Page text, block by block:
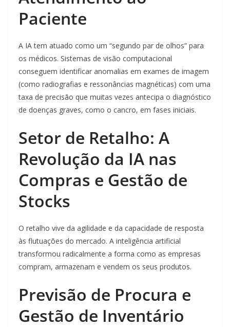
Paciente
A IA tem atuado como um “segundo par de olhos” para
os médicos. Sistemas de visão computacional
conseguem identificar anomalias em exames de imagem
(como radiografias e ressonâncias magnéticas) com uma
taxa de precisão que muitas vezes antecipa o diagnóstico
de doenças graves, como o cancro, em fases iniciais.
Setor de Retalho: A
Revolução da IA nas
Compras e Gestão de
Stocks
O retalho vive da agilidade e da capacidade de resposta
às flutuações do mercado. A inteligência artificial
transformou radicalmente a forma como as empresas
compram, armazenam e vendem os seus produtos.
Previsão de Procura e
Gestão de Inventário